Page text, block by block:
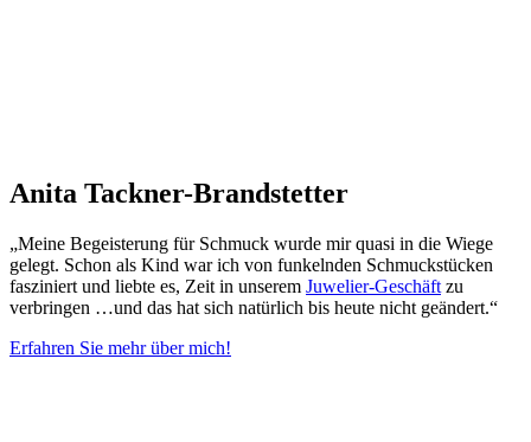
Anita Tackner-Brandstetter
„Meine Begeisterung für Schmuck wurde mir quasi in die Wiege
gelegt. Schon als Kind war ich von funkelnden Schmuckstücken
fasziniert und liebte es, Zeit in unserem Juwelier-Geschäft zu
verbringen …und das hat sich natürlich bis heute nicht geändert.“
Erfahren Sie mehr über mich!